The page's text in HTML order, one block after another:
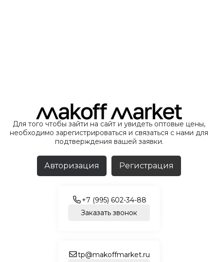
Для того чтобы зайти на сайт и увидеть оптовые цены,
необходимо зарегистрироваться и связаться с нами для
подтверждения вашей заявки.
Авторизация Регистрация
+7 (995) 602-34-88
Заказать звонок
tp@makoffmarket.ru